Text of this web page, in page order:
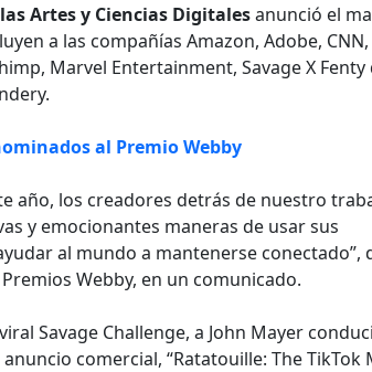
Artes y Ciencias Digitalesanunció el
a las compañías Amazon, Adobe, CNN,
Marvel Entertainment, Savage X Fenty
al Premio Webby
año, los creadores detrás de nuestro
y emocionantes maneras de usar sus
al mundo a mantenerse conectado”,
Webby, en un comunicado.
Savage Challenge, a John Mayer
comercial, “Ratatouille: The TikTok